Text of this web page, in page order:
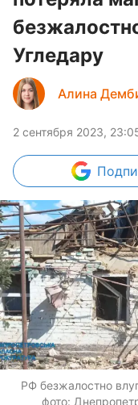
Угледару
Алина
2 сентября 2023,
РФ безжалостно
фото: